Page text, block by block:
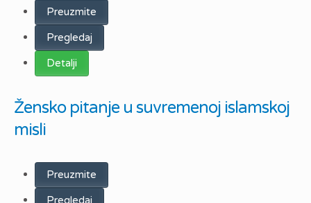
Preuzmite
Pregledaj
Detalji
Žensko pitanje u suvremenoj islamskoj
misli
Preuzmite
Pregledaj